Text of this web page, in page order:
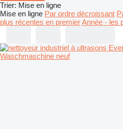
Trier: Mise en ligne
Mise en ligne Par ordre décroissant
plus récentes en premierAnnée - les